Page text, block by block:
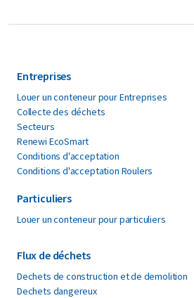
Entreprises
Louer un conteneur pour Entreprises
Collecte des déchets
Secteurs
Renewi EcoSmart
Conditions d'acceptation
Conditions d'acceptation Roulers
Particuliers
Louer un conteneur pour particuliers
Flux de déchets
Dechets de construction et de demolition
Dechets dangereux